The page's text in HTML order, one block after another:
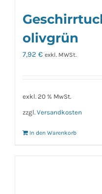
olivgrün
7,92 € exkl. MWSt.
exkl. 20 % MwSt.
zzgl. Versandkosten
In den Warenkorb